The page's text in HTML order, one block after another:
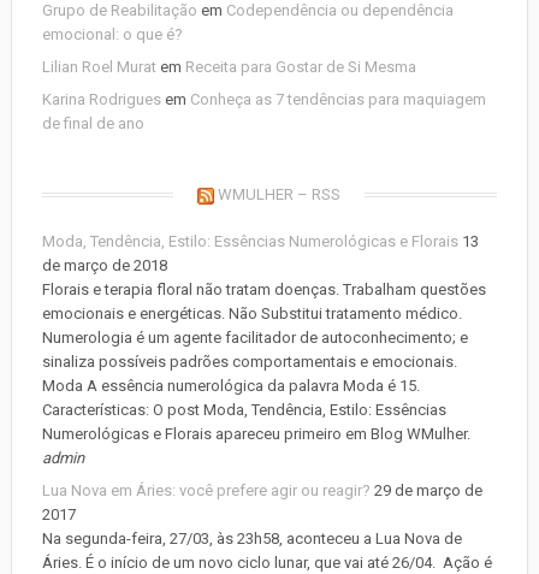
Grupo de Reabilitação em Codependência ou dependência
emocional: o que é?
Lilian Roel Muratem Receita para Gostar de Si Mesma
Karina Rodriguesem Conheça as 7 tendências para maquiagem
de final de ano
WMULHER – RSS
Moda, Tendência, Estilo: Essências Numerológicas e Florais 13
de março de 2018
Florais e terapia floral não tratam doenças. Trabalham questões
emocionais e energéticas. Não Substitui tratamento médico.
Numerologia é um agente facilitador de autoconhecimento; e
sinaliza possíveis padrões comportamentais e emocionais.
Moda A essência numerológica da palavra Moda é 15.
Características: O post Moda, Tendência, Estilo: Essências
Numerológicas e Florais apareceu primeiro em Blog WMulher.
admin
Lua Nova em Áries: você prefere agir ou reagir? 29 de março de
2017
Na segunda-feira, 27/03, às 23h58, aconteceu a Lua Nova de
Áries. É o início de um novo ciclo lunar, que vai até 26/04. Ação é